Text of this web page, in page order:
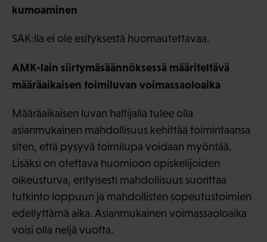
kumoaminen
SAK:lla ei ole esityksestä huomautettavaa.
AMK-lain siirtymäsäännöksessä määriteltävä
määräaikaisen toimiluvan voimassaoloaika
Määräaikaisen luvan haltijalla tulee olla
asianmukainen mahdollisuus kehittää toimintaansa
siten, että pysyvä toimilupa voidaan myöntää.
Lisäksi on otettava huomioon opiskelijoiden
oikeusturva, erityisesti mahdollisuus suorittaa
tutkinto loppuun ja mahdollisten sopeutustoimien
edellyttämä aika. Asianmukainen voimassaoloaika
voisi olla neljä vuotta.